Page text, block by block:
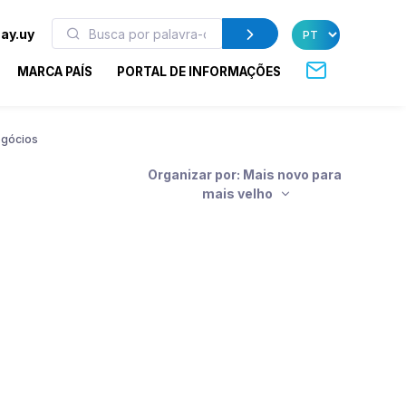
MARCA PAÍS PORTAL DE INFORMAÇÕES
Organizar por: Mais novo para
mais velho